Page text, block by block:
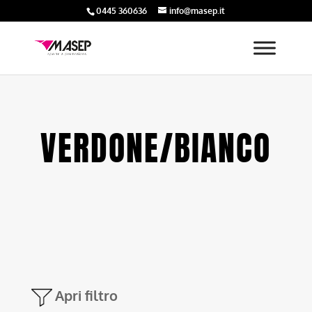
0445 360636 info@masep.it
VERDONE/BIANCO
Apri filtro